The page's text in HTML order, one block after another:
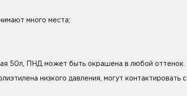
много места;
50л, ПНД может быть окрашена в любой оттенок.
низкого давления, могут контактировать с